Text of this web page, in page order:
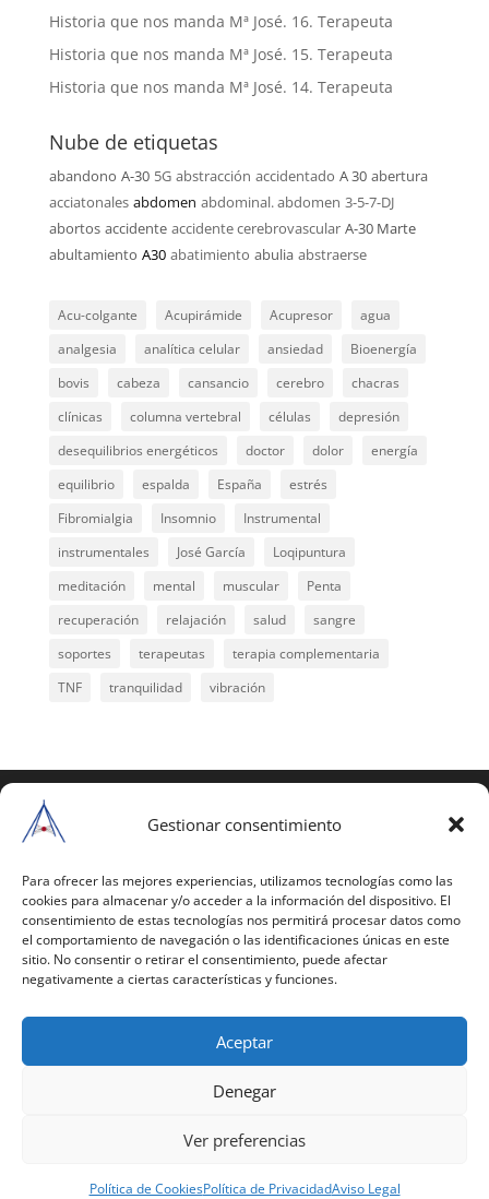
Gestionar consentimiento
Para ofrecer las mejores experiencias, utilizamos tecnologías como las
cookies para almacenar y/o acceder a la información del dispositivo. El
consentimiento de estas tecnologías nos permitirá procesar datos como
el comportamiento de navegación o las identificaciones únicas en este
sitio. No consentir o retirar el consentimiento, puede afectar
negativamente a ciertas características y funciones.
Aceptar
Denegar
Ver preferencias
Política de CookiesPolítica de PrivacidadAviso Legal
Historia que nos manda Mª José. 16. Terapeuta
Historia que nos manda Mª José. 15. Terapeuta
Historia que nos manda Mª José. 14. Terapeuta
Nube de etiquetas
abandono A-30 5G abstracción accidentado A 30 abertura
acciatonales abdomen abdominal. abdomen 3-5-7-DJ
abortos accidente accidente cerebrovascular A-30 Marte
abultamiento A30 abatimiento abulia abstraerse
Acu-colgante Acupirámide Acupresor
agua
analgesia
analítica celular ansiedad
Bioenergía
bovis
cabeza cansancio cerebro
chacras
clínicas
columna vertebral células
depresión
desequilibrios energéticos
doctor dolor
energía
equilibrio
espalda España
estrés
Fibromialgia
Insomnio
Instrumental
instrumentales
José García
Loqipuntura
meditación
mental muscular
Penta
recuperación
relajación salud
sangre
soportes
terapeutas
terapia complementaria
TNF
tranquilidad vibración
reservados
estas páginas o parte de ellas, necesita pedir
autorización por escrito a Mario Gil Sánchez.
Todos los instrumentales están PATENTADOS.
Web inaugurada en 2002 (última actualización en
Política de Privacidad